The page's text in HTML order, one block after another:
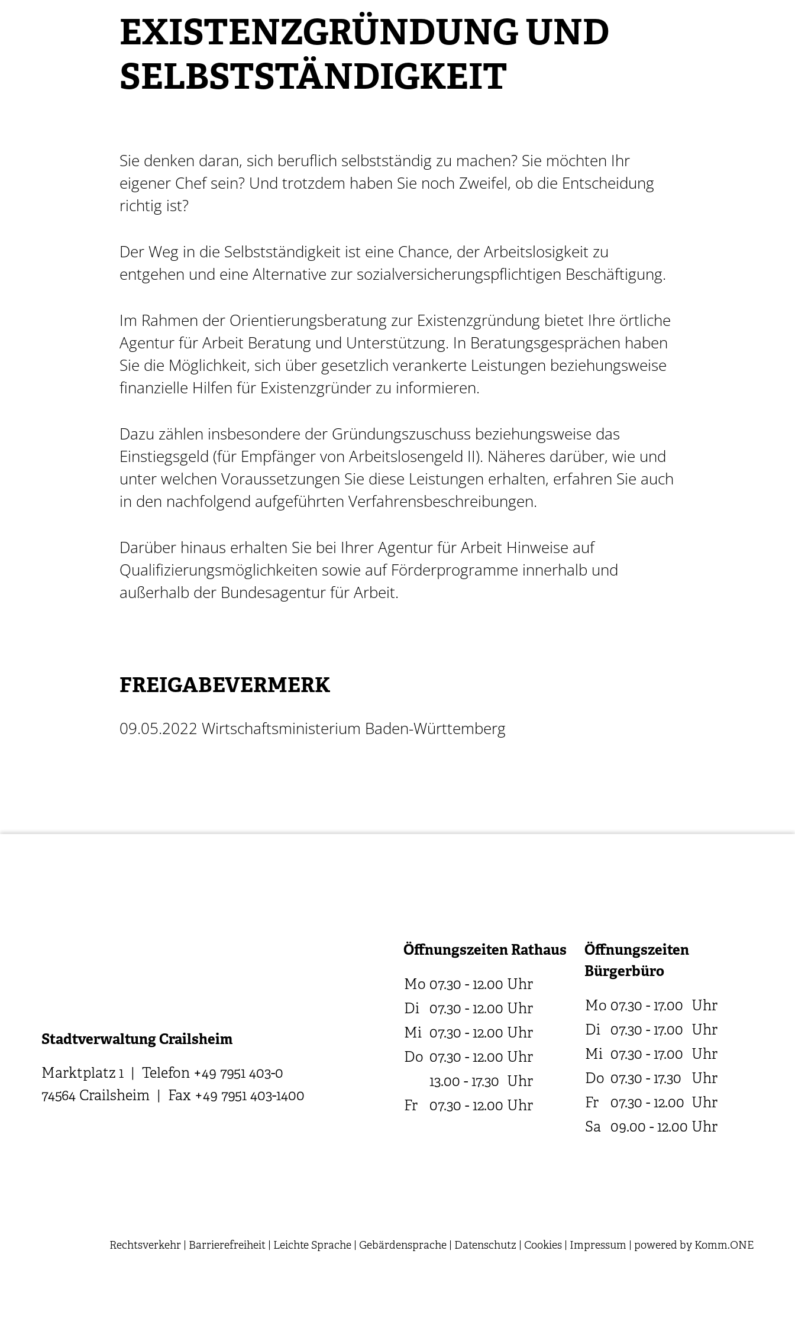
EXISTENZGRÜNDUNG UND
SELBSTSTÄNDIGKEIT
Sie denken daran, sich beruflich selbstständig zu machen? Sie möchten Ihr
eigener Chef sein? Und trotzdem haben Sie noch Zweifel, ob die Entscheidung
richtig ist?
Der Weg in die Selbstständigkeit ist eine Chance, der Arbeitslosigkeit zu
entgehen und eine Alternative zur sozialversicherungspflichtigen Beschäftigung.
Im Rahmen der Orientierungsberatung zur Existenzgründung bietet Ihre örtliche
Agentur für Arbeit Beratung und Unterstützung. In Beratungsgesprächen haben
Sie die Möglichkeit, sich über gesetzlich verankerte Leistungen beziehungsweise
finanzielle Hilfen für Existenzgründer zu informieren.
Dazu zählen insbesondere der Gründungszuschuss beziehungsweise das
Einstiegsgeld (für Empfänger von Arbeitslosengeld II). Näheres darüber, wie und
unter welchen Voraussetzungen Sie diese Leistungen erhalten, erfahren Sie auch
in den nachfolgend aufgeführten Verfahrensbeschreibungen.
Darüber hinaus erhalten Sie bei Ihrer Agentur für Arbeit Hinweise auf
Qualifizierungsmöglichkeiten sowie auf Förderprogramme innerhalb und
außerhalb der Bundesagentur für Arbeit.
FREIGABEVERMERK
09.05.2022 Wirtschaftsministerium Baden-Württemberg
Stadtverwaltung Crailsheim
Marktplatz 1 | Telefon +49 7951 403-0
74564 Crailsheim | Fax +49 7951 403-1400
Öffnungszeiten Rathaus
Mo 07.30 - 12.00 Uhr
Di 07.30 - 12.00 Uhr
Mi 07.30 - 12.00 Uhr
Do 07.30 - 12.00 Uhr
13.00 - 17.30 Uhr
Fr
07.30 - 12.00 Uhr
Öffnungszeiten
Bürgerbüro
Mo 07.30 - 17.00 Uhr
Di 07.30 - 17.00 Uhr
Mi 07.30 - 17.00 Uhr
Do 07.30 - 17.30
Uhr
Fr
07.30 - 12.00 Uhr
Sa 09.00 - 12.00 Uhr
Rechtsverkehr Barrierefreiheit Leichte Sprache Gebärdensprache Datenschutz Cookies Impressum powered by Komm.ONE